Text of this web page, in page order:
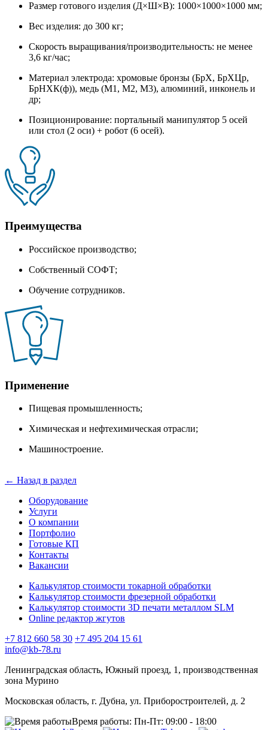
Размер готового изделия (Д×Ш×В): 1000×1000×1000 мм;
Вес изделия: до 300 кг;
Скорость выращивания/производительность: не менее
3,6 кг/час;
Материал электрода: хромовые бронзы (БрХ, БрХЦр,
БрНХК(ф)), медь (М1, М2, М3), алюминий, инконель и
др;
Позиционирование: портальный манипулятор 5 осей
или стол (2 оси) + робот (6 осей).
Преимущества
Российское производство;
Собственный СОФТ;
Обучение сотрудников.
Применение
Пищевая промышленность;
Химическая и нефтехимическая отрасли;
Машиностроение.
← Назад в раздел
Оборудование
Услуги
О компании
Портфолио
Готовые КП
Контакты
Вакансии
Калькулятор стоимости токарной обработки
Калькулятор стоимости фрезерной обработки
Калькулятор стоимости 3D печати металлом SLM
Online редактор жгутов
+7 812 660 58 30 +7 495 204 15 61
info@kb-78.ru
Ленинградская область, Южный проезд, 1, производственная
зона Мурино
Московская область, г. Дубна, ул. Приборостроителей, д. 2
Время работы: Пн-Пт: 09:00 - 18:00